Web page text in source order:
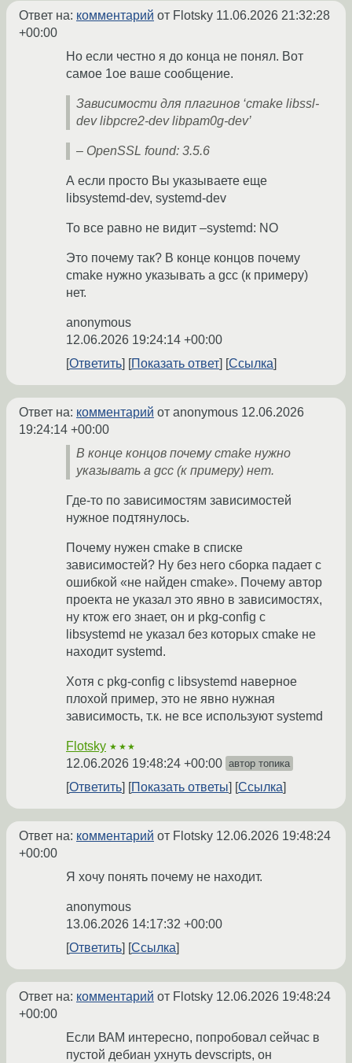
Ответ на: комментарий от Flotsky 11.06.2026 21:32:28
+00:00
Но если честно я до конца не понял. Вот
самое 1ое ваше сообщение.
Зависимости для плагинов ‘cmake libssl-
dev libpcre2-dev libpam0g-dev’
– OpenSSL found: 3.5.6
А если просто Вы указываете еще
libsystemd-dev, systemd-dev
То все равно не видит –systemd: NO
Это почему так? В конце концов почему
cmake нужно указывать а gcc (к примеру)
нет.
anonymous
12.06.2026 19:24:14 +00:00
Ответить
Показать ответ Ссылка
Ответ на: комментарий от anonymous 12.06.2026
19:24:14 +00:00
В конце концов почему cmake нужно
указывать а gcc (к примеру) нет.
Где-то по зависимостям зависимостей
нужное подтянулось.
Почему нужен cmake в списке
зависимостей? Ну без него сборка падает с
ошибкой «не найден cmake». Почему автор
проекта не указал это явно в зависимостях,
ну ктож его знает, он и pkg-config с
libsystemd не указал без которых cmake не
находит systemd.
Хотя с pkg-config с libsystemd наверное
плохой пример, это не явно нужная
зависимость, т.к. не все используют systemd
Flotsky ★★★
12.06.2026 19:48:24 +00:00 автор топика
Ответить Показать ответы Ссылка
Ответ на: комментарий от Flotsky 12.06.2026 19:48:24
+00:00
Я хочу понять почему не находит.
anonymous
13.06.2026 14:17:32 +00:00
Ответить
Ссылка
Ответ на: комментарий от Flotsky 12.06.2026 19:48:24
+00:00
Если ВАМ интересно, попробовал сейчас в
пустой дебиан ухнуть devscripts, он